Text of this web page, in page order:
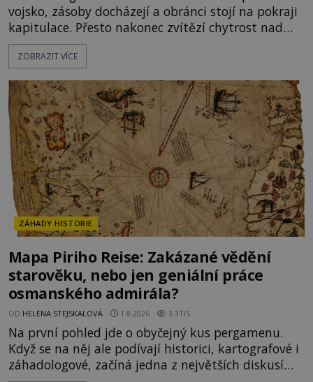
vojsko, zásoby docházejí a obránci stojí na pokraji
kapitulace. Přesto nakonec zvítězí chytrost nad
hrubou silou. Podle staré německé legendy vypustí
obyvatelé za hradby dobře živeného králíka, aby
dost. Čas pracuje pro obléhatele. Ve městě ubývají
zásoby a každý den znamená další porci strádá
ZOBRAZIT VÍCE
ZÁHADY HISTORIE
Mapa Piriho Reise: Zakázané vědění
starověku, nebo jen geniální práce
osmanského admirála?
OD HELENA STEJSKALOVÁ 1.8.2026 3.3TIS
Na první pohled jde o obyčejný kus pergamenu.
Když se na něj ale podívají historici, kartografové i
záhadologové, začíná jedna z největších diskusí